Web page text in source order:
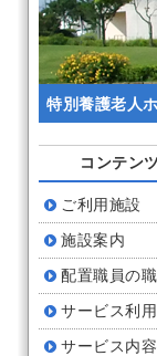
特別養護老人
コンテン
ご利用施設
施設案内
配置職員の
サービス利
サービス内容